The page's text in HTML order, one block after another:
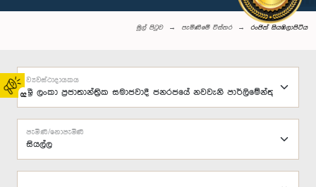
02
මුල් පිටුව පැමිණීමේ විස්තර රංජිත් සියඹලාපිටිය
ව්‍යවස්ථාදායකය
පැමිණි/නොපැමිණි